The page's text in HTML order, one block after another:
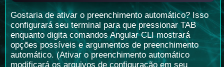
Gostaria de ativar o preenchimento automático? Isso
configurará seu terminal para que pressionar TAB
enquanto digita comandos Angular CLI mostrará
opções possíveis e argumentos de preenchimento
automático. (Ativar o preenchimento automático
modificará os arquivos de configuração em seu